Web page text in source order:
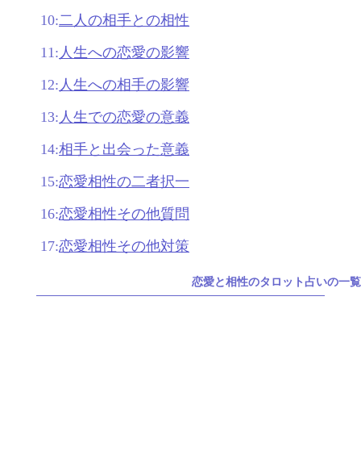
10:二人の相手との相性
11: 人生への恋愛の影響
12: 人生への相手の影響
13: 人生での恋愛の意義
14:相手と出会った意義
15:恋愛相性の二者択一
16:恋愛相性その他質問
17:恋愛相性その他対策
恋愛と相性のタロット占いの一覧